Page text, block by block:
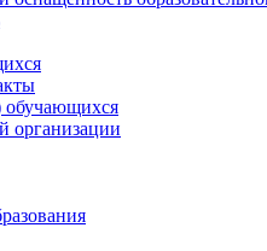
обучающихся
организации